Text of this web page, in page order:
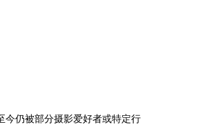
今仍被部分摄影爱好者或特定行